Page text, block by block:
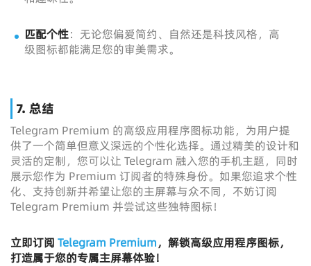
匹配个性：无论您偏爱简约、自然还是科技风格，高
级图标都能满足您的审美需求。
7. 总结
Telegram Premium 的高级应用程序图标功能，为用户提
供了一个简单但意义深远的个性化选择。通过精美的设计和
灵活的定制，您可以让 Telegram 融入您的手机主题，同时
展示您作为 Premium 订阅者的特殊身份。如果您追求个性
化、支持创新并希望让您的主屏幕与众不同，不妨订阅
Telegram Premium 并尝试这些独特图标！
立即订阅 Telegram Premium，解锁高级应用程序图标，
打造属于您的专属主屏幕体验！